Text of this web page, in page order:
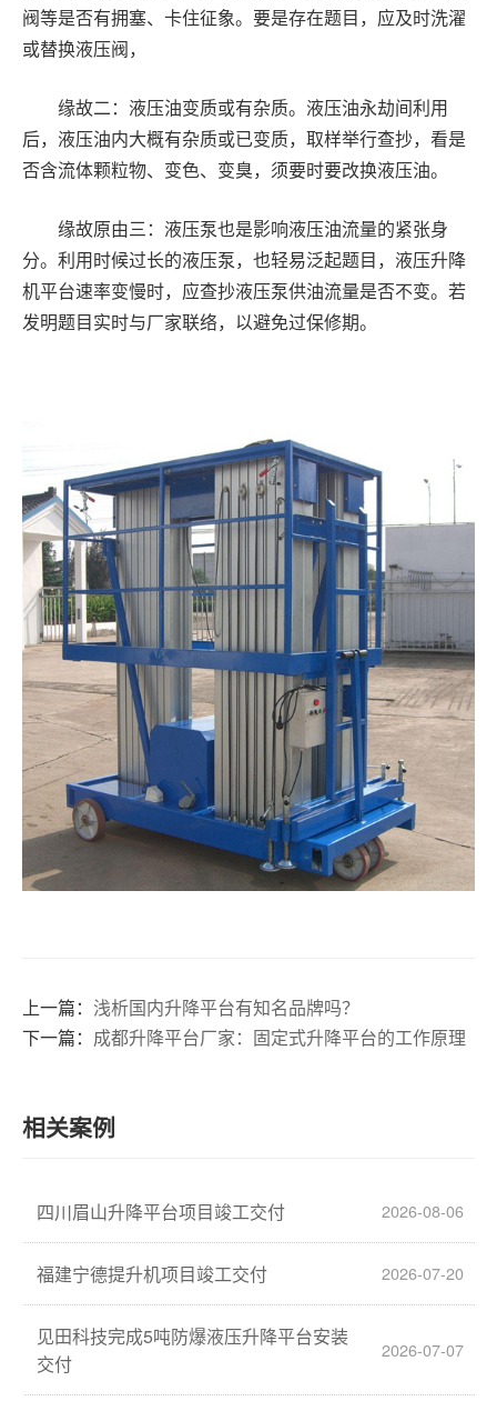
阀等是否有拥塞、卡住征象。要是存在题目，应及时洗濯
或替换液压阀，
缘故二：液压油变质或有杂质。液压油永劫间利用
后，液压油内大概有杂质或已变质，取样举行查抄，看是
否含流体颗粒物、变色、变臭，须要时要改换液压油。
缘故原由三：液压泵也是影响液压油流量的紧张身
分。利用时候过长的液压泵，也轻易泛起题目，液压升降
机平台速率变慢时，应查抄液压泵供油流量是否不变。若
发明题目实时与厂家联络，以避免过保修期。
上一篇： 浅析国内升降平台有知名品牌吗？
下一篇： 成都升降平台厂家：固定式升降平台的工作原理
相关案例
四川眉山升降平台项目竣工交付 2026-08-06
福建宁德提升机项目竣工交付 2026-07-20
见田科技完成5吨防爆液压升降平台安装
交付
2026-07-07